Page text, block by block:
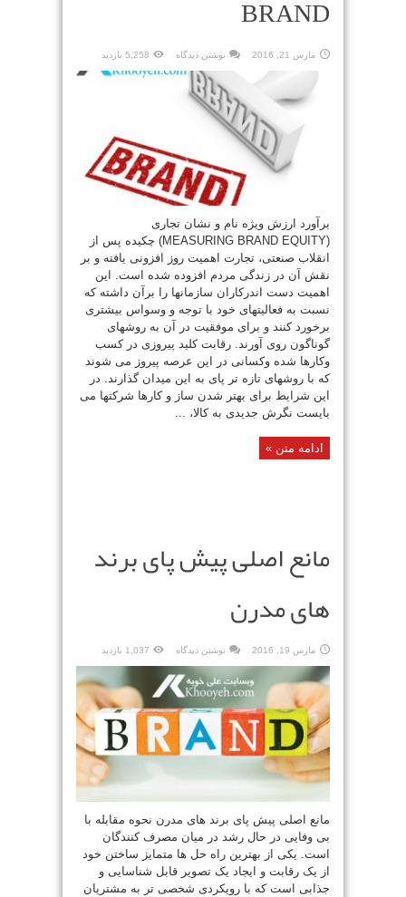
BRAND
مارس 21, 2016 نوشتن دیدگاه 5,258 بازدید
برآورد ارزش ویژه نام و نشان تجاری
(MEASURING BRAND EQUITY) چکیده پس از
انقلاب صنعتی، تجارت اهمیت روز افزونی یافته و بر
نقش آن در زندگی مردم افزوده شده است. این
اهمیت دست اندرکاران سازمانها را برآن داشته که
نسبت به فعالیتهای خود با توجه و وسواس بیشتری
برخورد کنند و برای موفقیت در آن به روشهای
گوناگون روی آورند. رقابت کلید پیروزی در کسب
وکارها شده وکسانی در این عرصه پیروز می شوند
که با روشهای تازه تر پای به این میدان گذارند. در
این شرایط برای بهتر شدن ساز و کارها شرکتها می
بایست نگرش جدیدی به کالا، ...
ادامه متن »
مانع اصلی پیش پای برند
های مدرن
مارس 19, 2016 نوشتن دیدگاه 1,037 بازدید
مانع اصلی پیش پای برند های مدرن نحوه مقابله با
بی وفایی در حال رشد در میان مصرف کنندگان
است. یکی از بهترین راه حل ها متمایز ساختن خود
از یک رقابت و ایجاد یک تصویر قابل شناسایی و
جذابی است که با رویکردی شخصی تر به مشتریان